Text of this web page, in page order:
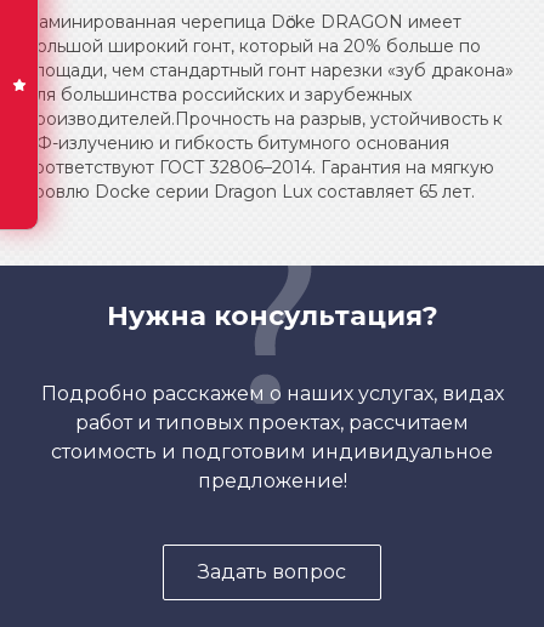
Ламинированная черепица Dӧcke DRAGON имеет
большой широкий гонт, который на 20% больше по
площади, чем стандартный гонт нарезки «зуб дракона»
для большинства российских и зарубежных
производителей.Прочность на разрыв, устойчивость к
УФ-излучению и гибкость битумного основания
соответствуют ГОСТ 32806–2014. Гарантия на мягкую
кровлю Docke серии Dragon Lux составляет 65 лет.
Нужна консультация?
Подробно расскажем о наших услугах, видах
работ и типовых проектах, рассчитаем
стоимость и подготовим индивидуальное
предложение!
Задать вопрос